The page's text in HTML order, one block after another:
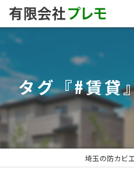
タグ『#賃貸
埼玉の防カビ